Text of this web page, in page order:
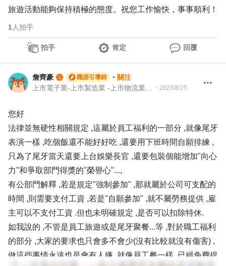
旅遊活動能夠保持積極的態度。祝您工作愉快，事事順利！
1 人拍手
拍手 肯定 回覆
詹齊豪 職涯引導師 ・ 關注
・ 2023/8/25
您好
法律並無硬性相關規定 ,這屬於員工福利的一部分 ,就像尾牙
表演一樣 ,吃個飯還不能好好吃 ,還要用下班時間自願排練 ,
只為了尾牙當天還要上台娛樂長官 ,還要包裝個能增加"向心
力"和爭取部門得獎的"榮譽心"...,
有公部門解釋 ,若是規定"強制參加" ,那就屬於公司可支配的
時間 ,則需要支付工資 ,若是"自願參加" ,就不屬勞務提供 ,雇
主可以不支付工資 .但也未明確規定 ,是否可以扣除特休.
如我說的 ,不管是員工旅遊或是尾牙聚餐...等 ,對於職工福利
的部分 ,大家的要求也只會多不會少(沒有比較就沒有傷害) ,
做這些事情永遠也是會有人嫌 ,就像員工餐一樣 ,已經免費提